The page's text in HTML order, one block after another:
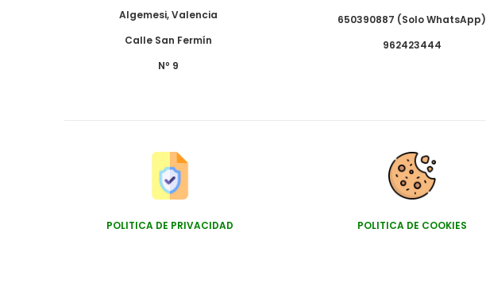
Algemesi, Valencia
Calle San Fermín
Nº 9
650390887 (Solo WhatsApp)
962423444
POLITICA DE PRIVACIDAD POLITICA DE COOKIES